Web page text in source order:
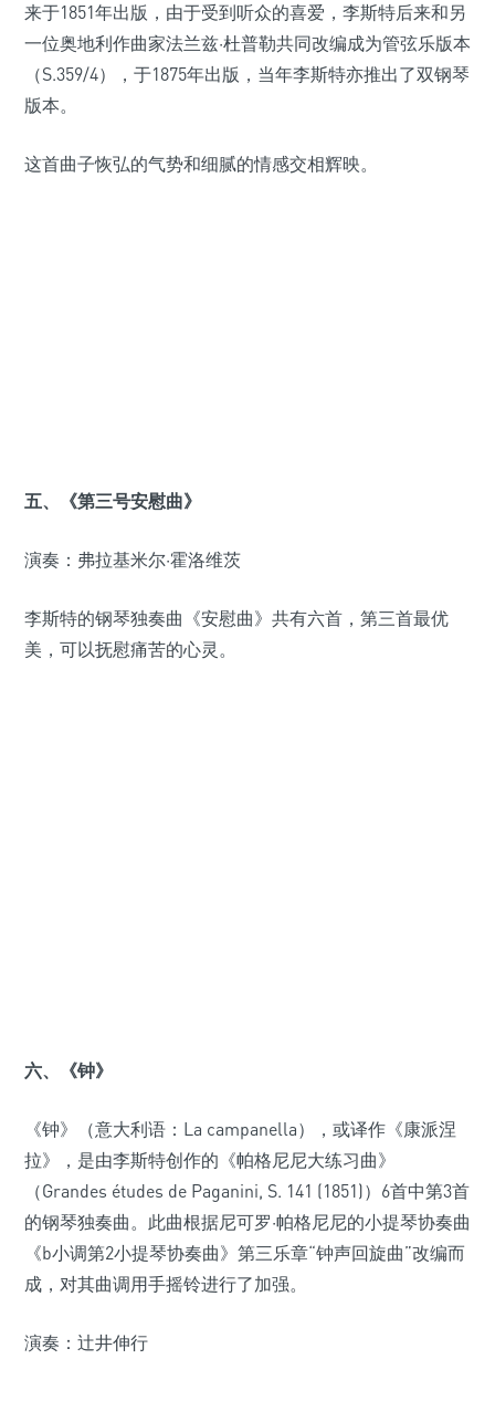
来于1851年出版，由于受到听众的喜爱，李斯特后来和另
一位奥地利作曲家法兰兹·杜普勒共同改编成为管弦乐版本
（S.359/4），于1875年出版，当年李斯特亦推出了双钢琴
版本。
这首曲子恢弘的气势和细腻的情感交相辉映。
五、《第三号安慰曲》
演奏：弗拉基米尔·霍洛维茨
李斯特的钢琴独奏曲《安慰曲》共有六首，第三首最优
美，可以抚慰痛苦的心灵。
六、《钟》
《钟》（意大利语：La campanella），或译作《康派涅
拉》，是由李斯特创作的《帕格尼尼大练习曲》
（Grandes études de Paganini, S. 141 (1851)）6首中第3首
的钢琴独奏曲。此曲根据尼可罗·帕格尼尼的小提琴协奏曲
《b小调第2小提琴协奏曲》第三乐章“钟声回旋曲”改编而
成，对其曲调用手摇铃进行了加强。
演奏：辻井伸行